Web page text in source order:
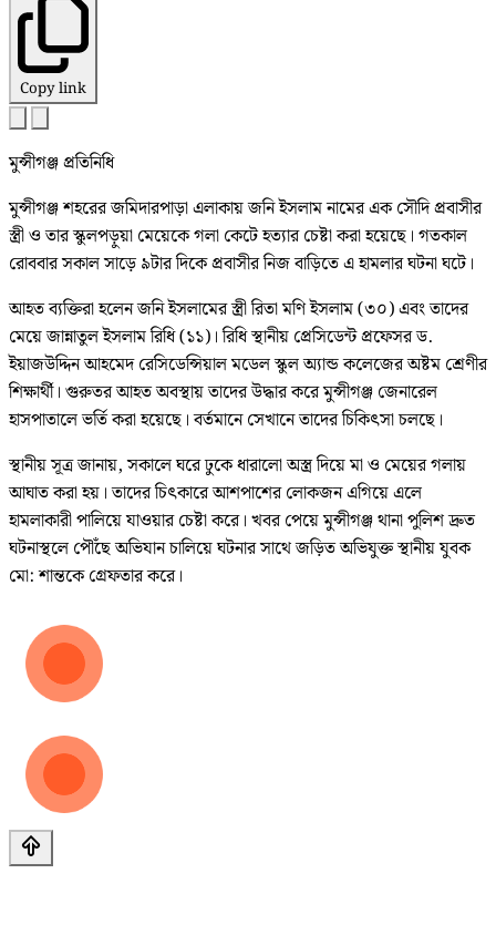
Copy link
মুন্সীগঞ্জ প্রতিনিধি
মুন্সীগঞ্জ শহরের জমিদারপাড়া এলাকায় জনি ইসলাম নামের এক সৌদি প্রবাসীর
স্ত্রী ও তার স্কুলপড়ুয়া মেয়েকে গলা কেটে হত্যার চেষ্টা করা হয়েছে। গতকাল
রোববার সকাল সাড়ে ৯টার দিকে প্রবাসীর নিজ বাড়িতে এ হামলার ঘটনা ঘটে।
আহত ব্যক্তিরা হলেন জনি ইসলামের স্ত্রী রিতা মণি ইসলাম (৩০) এবং তাদের
মেয়ে জান্নাতুল ইসলাম রিধি (১১)। রিধি স্থানীয় প্রেসিডেন্ট প্রফেসর ড.
ইয়াজউদ্দিন আহমেদ রেসিডেন্সিয়াল মডেল স্কুল অ্যান্ড কলেজের অষ্টম শ্রেণীর
শিক্ষার্থী। গুরুতর আহত অবস্থায় তাদের উদ্ধার করে মুন্সীগঞ্জ জেনারেল
হাসপাতালে ভর্তি করা হয়েছে। বর্তমানে সেখানে তাদের চিকিৎসা চলছে।
স্থানীয় সূত্র জানায়, সকালে ঘরে ঢুকে ধারালো অস্ত্র দিয়ে মা ও মেয়ের গলায়
আঘাত করা হয়। তাদের চিৎকারে আশপাশের লোকজন এগিয়ে এলে
হামলাকারী পালিয়ে যাওয়ার চেষ্টা করে। খবর পেয়ে মুন্সীগঞ্জ থানা পুলিশ দ্রুত
ঘটনাস্থলে পৌঁছে অভিযান চালিয়ে ঘটনার সাথে জড়িত অভিযুক্ত স্থানীয় যুবক
মো: শান্তকে গ্রেফতার করে।